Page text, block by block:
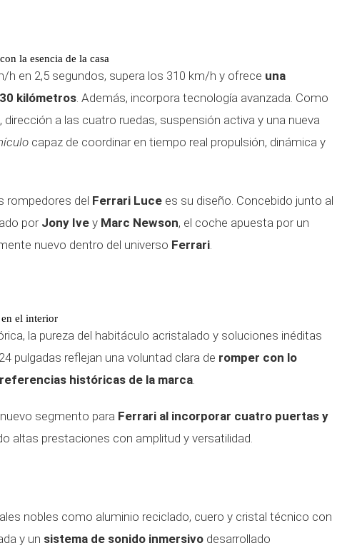
la esencia de la casa
h en 2,5 segundos, supera los 310 km/h y ofrece una
kilómetros. Además, incorpora tecnología avanzada. Como
a las cuatro ruedas, suspensión activa y una nueva
capaz de coordinar en tiempo real propulsión, dinámica y
rompedores del Ferrari Luce es su diseño. Concebido junto al
por Jony Ive y Marc Newson, el coche apuesta por un
nuevo dentro del universo Ferrari.
el interior
la pureza del habitáculo acristalado y soluciones inéditas
pulgadas reflejan una voluntad clara de romper con lo
históricas de la marca.
segmento para Ferrari al incorporar cuatro puertas y
altas prestaciones con amplitud y versatilidad.
nobles como aluminio reciclado, cuero y cristal técnico con
y un sistema de sonido inmersivo desarrollado